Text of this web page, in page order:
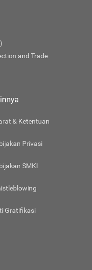
and Trade
& Ketentuan
Privasi
SMKI
Gratifikasi